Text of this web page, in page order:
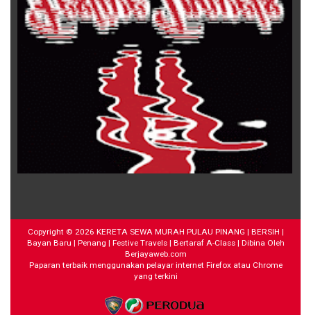
Copyright © 2026 KERETA SEWA MURAH PULAU PINANG | BERSIH |
Bayan Baru | Penang | Festive Travels | Bertaraf A-Class| Dibina Oleh
Berjayaweb.com
Paparan terbaik menggunakan pelayar internet Firefox atau Chrome
yang terkini